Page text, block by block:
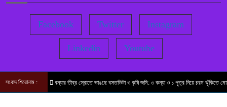
৯
প্রসঙ্গ – দলিল লেখকদের অধিকার
——— মোশারফ হোসেন
Facebook Twitter Instagram
Linkedin Youtube
সংবাদ শিরোনাম : বন্যার তীব্র স্রোতে ভাঙছে বসতভিটা ও কৃষি জমি: ৩ কন্যা ও ১ পুত্র নিয়ে চরম ঝুঁকিতে